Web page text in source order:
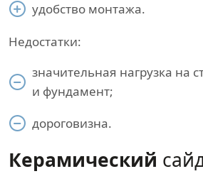
удобство монтажа.
Недостатки:
значительная нагрузка на
и фундамент;
дороговизна.
Керамический